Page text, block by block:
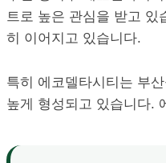
트로 높은 관심을 받고 있
히 이어지고 있습니다.
특히 에코델타시티는 부
높게 형성되고 있습니다.